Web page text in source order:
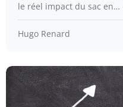
le réel impact du sac en…
Hugo Renard